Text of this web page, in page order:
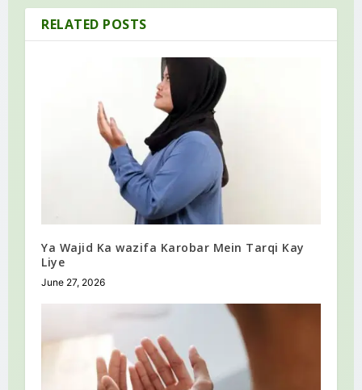
RELATED POSTS
Ya Wajid Ka wazifa Karobar Mein Tarqi Kay
Liye
June 27, 2026